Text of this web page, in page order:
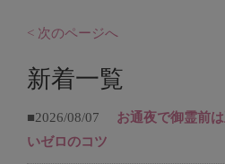
< 次のページへ
新着一覧
■2026/08/07
お通夜で御霊前
いゼロのコツ